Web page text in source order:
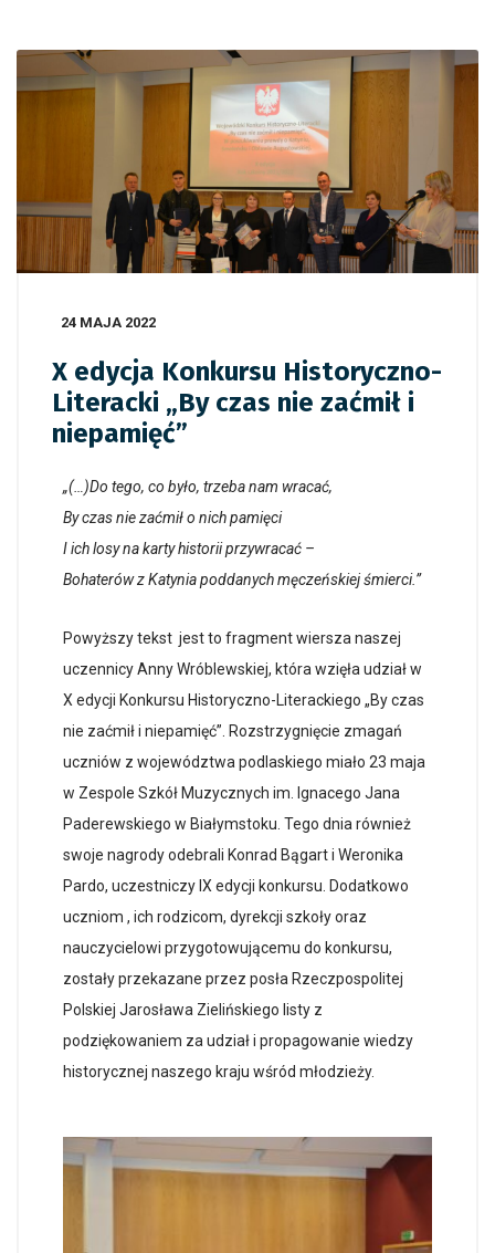
24 MAJA 2022
X edycja Konkursu Historyczno-
Literacki „By czas nie zaćmił i
niepamięć”
„(…)Do tego, co było, trzeba nam wracać,
By czas nie zaćmił o nich pamięci
I ich losy na karty historii przywracać –
Bohaterów z Katynia poddanych męczeńskiej śmierci.”
Powyższy tekst jest to fragment wiersza naszej
uczennicy Anny Wróblewskiej, która wzięła udział w
X edycji Konkursu Historyczno-Literackiego „By czas
nie zaćmił i niepamięć”. Rozstrzygnięcie zmagań
uczniów z województwa podlaskiego miało 23 maja
w Zespole Szkół Muzycznych im. Ignacego Jana
Paderewskiego w Białymstoku. Tego dnia również
swoje nagrody odebrali Konrad Bągart i Weronika
Pardo, uczestniczy IX edycji konkursu. Dodatkowo
uczniom , ich rodzicom, dyrekcji szkoły oraz
nauczycielowi przygotowującemu do konkursu,
zostały przekazane przez posła Rzeczpospolitej
Polskiej Jarosława Zielińskiego listy z
podziękowaniem za udział i propagowanie wiedzy
historycznej naszego kraju wśród młodzieży.